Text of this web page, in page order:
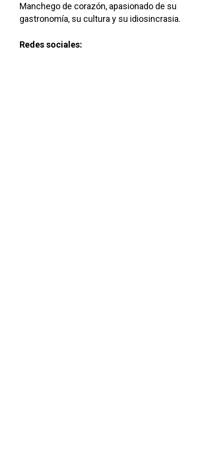
Manchego de corazón, apasionado de su
gastronomía, su cultura y su idiosincrasia.
Redes sociales: